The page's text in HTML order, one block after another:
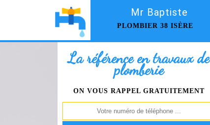
Mr Baptiste
PLOMBIER 38 ISÈRE
La référence en travaux de
plomberie
ON VOUS RAPPEL GRATUITEMENT